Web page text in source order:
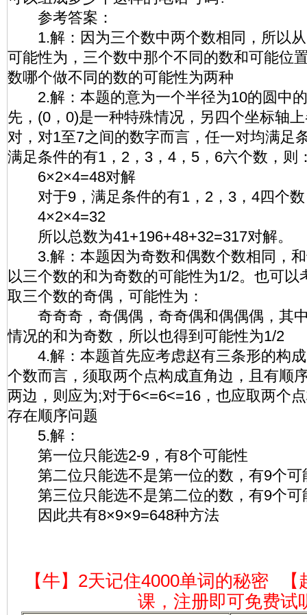
参考答案：
1.解：因为三个数中两个数相同，所以从
可能性为，三个数中那个不同的数和可能位
数哪个做不同的数的可能性为两种
2.解：本题的意为一个半径为10的圆中的
先，(0，0)是一种特殊情况，另四个坐标轴
对，对1至7之间的数字而言，任一对均满足
满足条件的有1，2，3，4，5，6六个数，则
6×2×4=48对解
对于9，满足条件的有1，2，3，4四个数
4×2×4=32
所以总数为41+196+48+32=317对解。
3.解：本题因为奇数和偶数个数相同，和
以三个数的和为奇数的可能性为1/2。也可以
取三个数的奇偶，可能性为：
奇奇奇，奇偶偶，奇奇偶和偶偶偶，其
情况的和为奇数，所以也得到可能性为1/2
4.解：本题首先应考虑赵有三条形的构成
个数而言，须取两个点构成直角边，且有顺
两边，则应为;对于6<=6<=16，也应取两个
存在顺序问题
5.解：
第一位只能选2-9，有8个可能性
第二位只能选不是第一位的数，有9个可
第三位只能选不是第二位的数，有9个可
因此共有8×9×9=648种方法
【牛】2天记住4000单词的秘密
课，注册即可免费试